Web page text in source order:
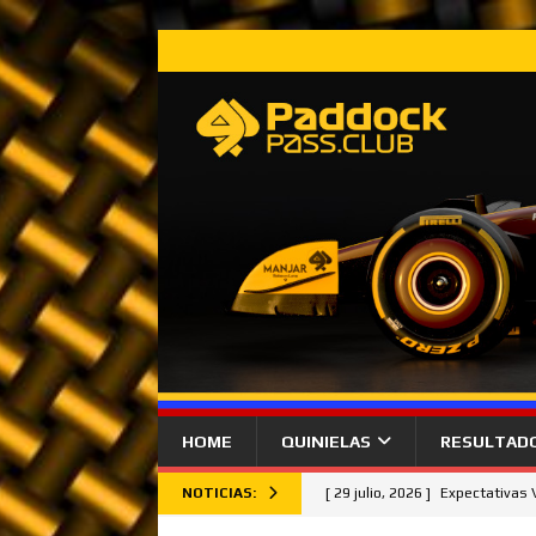
HOME QUINIELAS
NOTICIAS: [ 29 julio, 2026 ] Expectativas